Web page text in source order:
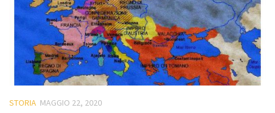
STORIA MAGGIO 22, 2020